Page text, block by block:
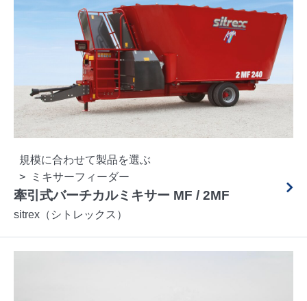
規模に合わせて製品を選ぶ
ミキサーフィーダー
牽引式バーチカルミキサー MF / 2MF
sitrex（シトレックス）